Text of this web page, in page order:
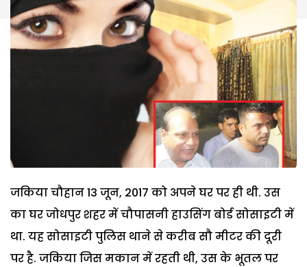
जकिया चौहान 13 जून, 2017 को अपने घर पर ही थी. उस
का घर जोधपुर शहर में चौपासनी हाउसिंग बोर्ड सोसाइटी में
था. यह सोसाइटी पुलिस थाने से करीब सौ मीटर की दूरी
पर है. जकिया जिस मकान में रहती थी, उस के भूतल पर